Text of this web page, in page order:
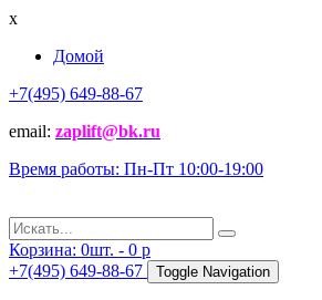
x
Домой
+7(495) 649-88-67
email: zaplift@bk.ru
Время работы: Пн-Пт 10:00-19:00
Корзина: 0шт. - 0 p
+7(495) 649-88-67
Toggle Navigation